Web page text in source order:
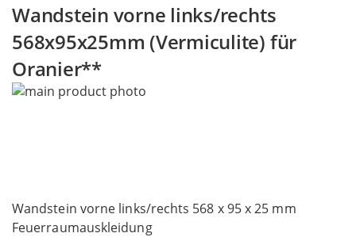
Wandstein vorne links/rechts
568x95x25mm (Vermiculite) für
Oranier**
Wandstein vorne links/rechts 568 x 95 x 25 mm
Feuerraumauskleidung
Skip
gallery
to
the